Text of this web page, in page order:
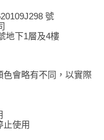
號
地下1層及4樓
色會略有不同，以實際
止使用